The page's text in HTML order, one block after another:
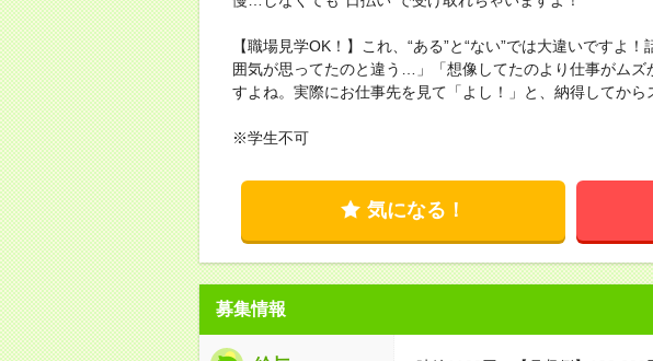
【職場見学OK！】これ、“ある”と“ない”では大違いですよ
囲気が思ってたのと違う…」「想像してたのより仕事がム
すよね。実際にお仕事先を見て「よし！」と、納得してから
※学生不可
気になる！
募集情報